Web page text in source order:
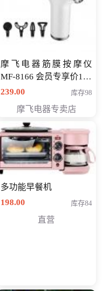
摩飞电器筋膜按摩仪
MF-8166 会员专享价168
元
239.00 库存98
摩飞电器专卖店
多功能早餐机
198.00
库存84
直营